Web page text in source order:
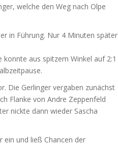
welche den Weg nach Olpe
in Führung. Nur 4 Minuten später
aus spitzem Winkel auf 2:1
Die Gerlinger vergaben zunächst
Flanke von Andre Zeppenfeld
nickte dann wieder Sascha
ein und ließ Chancen der